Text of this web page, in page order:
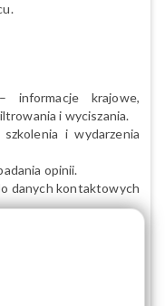
informacje krajowe,
i wyciszania.
i wydarzenia
opinii.
danych kontaktowych
własnych kart
do informacji z